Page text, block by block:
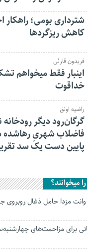
شترداری بومی؛ راهکار
کاهش ریزگردها
فریدون قارئی
اینبار فقط میخواهم
خداقوت
راضیه اونق
گرگان‌رود دیگر
فاضلاب شهریِ
پایین دست یک سد
میخوانند؟
مزدا حامل ذغال روبروی
گلستانی برای مزاحمت‌های